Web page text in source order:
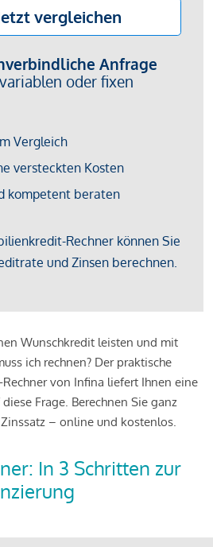
Wunschkredit leisten und mit
ich rechnen? Der praktische
von Infina liefert Ihnen eine
Frage. Berechnen Sie ganz
– online und kostenlos.
In 3 Schritten zur